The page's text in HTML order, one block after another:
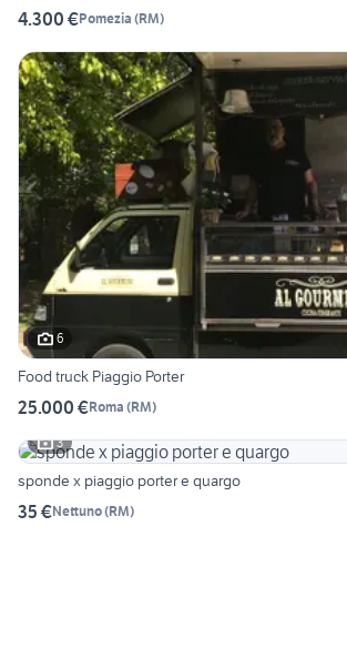
4.300 €Pomezia (RM)
6
Food truck Piaggio Porter
25.000 €Roma (RM)
3
sponde x piaggio porter e quargo
35 €Nettuno(RM)